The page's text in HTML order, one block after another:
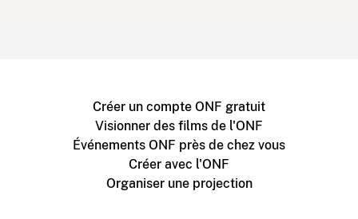
Créer un compte ONF gratuit
Visionner des films de l'ONF
Événements ONF près de chez vous
Créer avec l'ONF
Organiser une projection